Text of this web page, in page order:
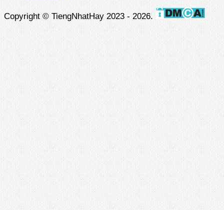
Copyright © TiengNhatHay 2023 - 2026.